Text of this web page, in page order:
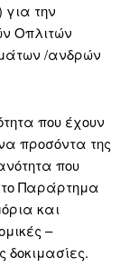
για την
Οπλιτών
/ανδρών
που έχουν
προσόντα της
που
Παράρτημα
και
–
δοκιμασίες.